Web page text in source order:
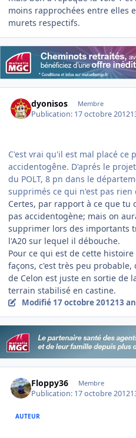
moins rapprochées entre elles
murets respectifs.
dyonisos Membre
Publication: 17 octobre 2012
C'est vrai qu'il est mal placé ce
accidentogêne. D'aprés le
du POLT, 8 pn dans le
supprimés ce qui n'est pas rien
Certes, par rapport à ce que tu
pas accidentogène; mais on
supprimer lors des importants
l'A20 sur lequel il débouche.
Pour ce qui est de cette
façons, c'est très peu
de Celon est juste en sortie de
terrain stabilisé en castine.
Modifié 17 octobre 201213
Floppy36 Membre
Publication: 17 octobre 2012
AUTEUR